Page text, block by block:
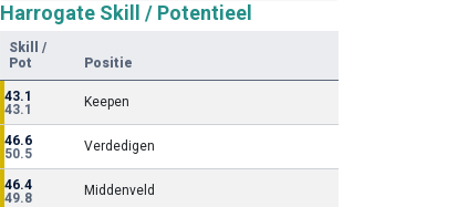
Harrogate Skill / Potentieel
Skill /
Pot
Positie
43.1
43.1
Keepen
46.6
50.5
Verdedigen
46.4
49.8
Middenveld